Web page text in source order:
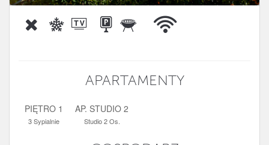
APARTAMENTY
PIĘTRO 1
3 Sypialnie
AP. STUDIO 2
Studio 2 Os.